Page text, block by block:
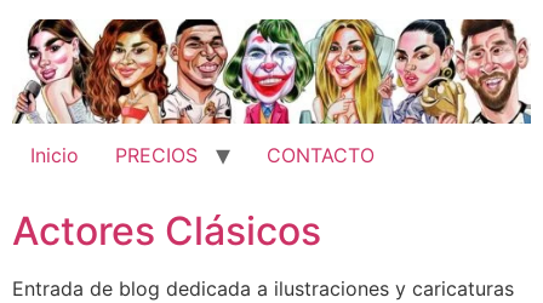
contenido
Inicio PRECIOS CONTACTO
Actores Clásicos
Entrada de blog dedicada a ilustraciones y caricaturas